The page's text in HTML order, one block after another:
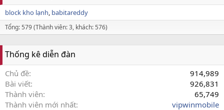
block kho lạnh babitareddy
Tổng: 579 (Thành viên: 3, khách: 576)
Thống kê diễn đàn
Chủ đề
914,989
Bài viết
926,831
Thành viên
65,749
Thành viên mới nhất
vipwinmobile